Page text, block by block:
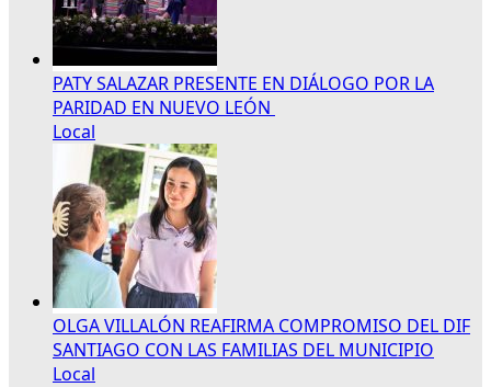
PATY SALAZAR PRESENTE EN DIÁLOGO POR LA
PARIDAD EN NUEVO LEÓN
Local
OLGA VILLALÓN REAFIRMA COMPROMISO DEL DIF
SANTIAGO CON LAS FAMILIAS DEL MUNICIPIO
Local